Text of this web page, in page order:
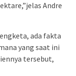
Andre
ada fakta
yang saat ini
tersebut,